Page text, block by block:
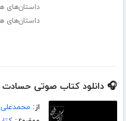
داستان‌های
داستان‌های
🎧 دانلود کتاب صوتی حسادت
از: